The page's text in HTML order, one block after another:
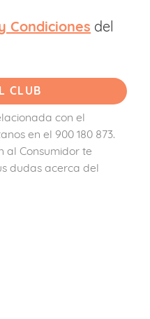
Condiciones del
con el
en el 900 180 873.
al Consumidor te
dudas acerca del